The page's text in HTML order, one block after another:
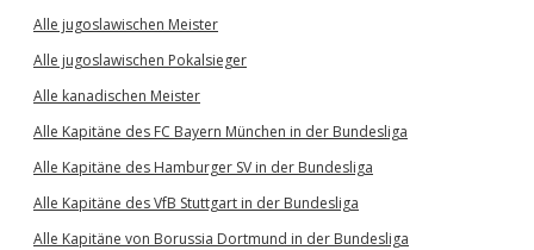
Alle jugoslawischen Meister
Alle jugoslawischen Pokalsieger
Alle kanadischen Meister
Alle Kapitäne des FC Bayern München in der Bundesliga
Alle Kapitäne des Hamburger SV in der Bundesliga
Alle Kapitäne des VfB Stuttgart in der Bundesliga
Alle Kapitäne von Borussia Dortmund in der Bundesliga